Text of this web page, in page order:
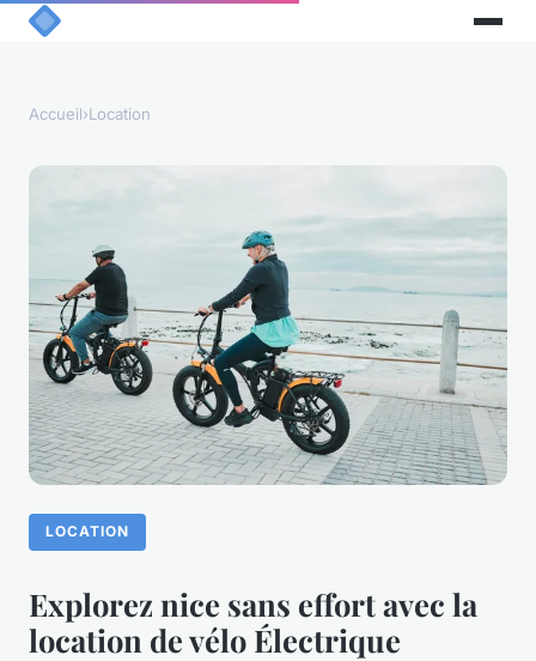
Accueil›Location
LOCATION
Explorez nice sans effort avec la
location de vélo Électrique